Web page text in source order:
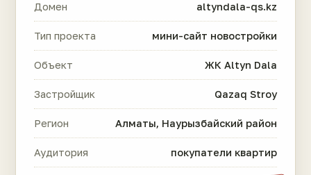
Домен altyndala-qs.kz
Тип проекта мини-сайт новостройки
Объект ЖК Altyn Dala
Застройщик Qazaq Stroy
Регион Алматы, Наурызбайский район
Аудитория покупатели квартир